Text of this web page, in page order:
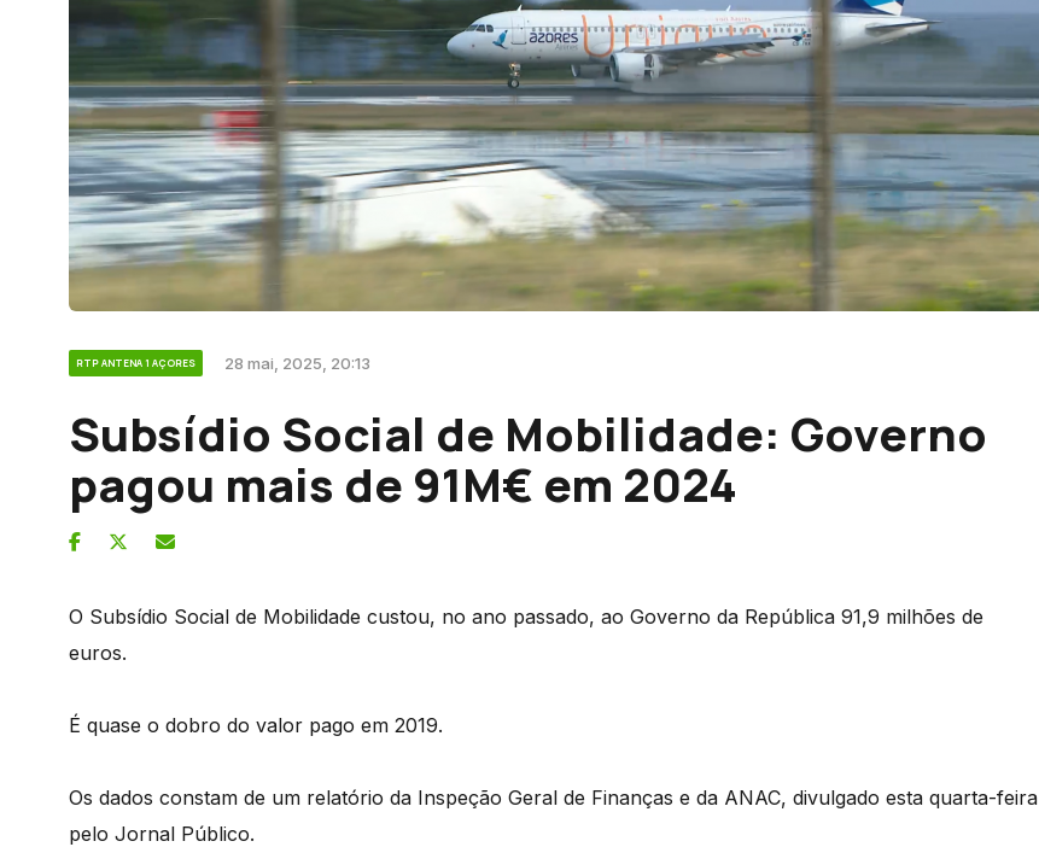
RTP ANTENA 1 AÇORES 28 mai, 2025, 20:13
Subsídio Social de Mobilidade: Governo
pagou mais de 91M€ em 2024
O Subsídio Social de Mobilidade custou, no ano passado, ao Governo da República 91,9 milhões de
euros.
É quase o dobro do valor pago em 2019.
Os dados constam de um relatório da Inspeção Geral de Finanças e da ANAC, divulgado esta quarta-feira
pelo Jornal Público.